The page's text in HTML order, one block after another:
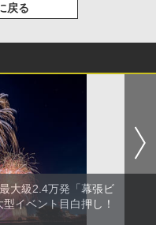
戻る
大級2.4万発「幕張ビ
イベント目白押し！